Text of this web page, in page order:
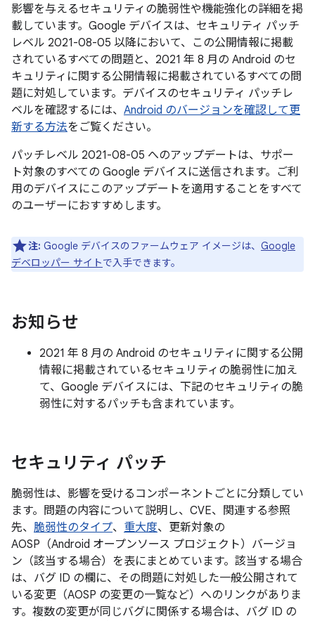
影響を与えるセキュリティの脆弱性や機能強化の詳細を掲
載しています。Google デバイスは、セキュリティ パッチ
レベル 2021-08-05 以降において、この公開情報に掲載
されているすべての問題と、2021 年 8 月の Android のセ
キュリティに関する公開情報に掲載されているすべての問
題に対処しています。デバイスのセキュリティ パッチレ
ベルを確認するには、 Android のバージョンを確認して更
新する方法をご覧ください。
パッチレベル 2021-08-05 へのアップデートは、サポー
ト対象のすべての Google デバイスに送信されます。ご利
用のデバイスにこのアップデートを適用することをすべて
のユーザーにおすすめします。
注: Google デバイスのファームウェア イメージは、 Google
デベロッパー サイトで入手できます。
お知らせ
2021 年 8 月の Android のセキュリティに関する公開
情報に掲載されているセキュリティの脆弱性に加え
て、Google デバイスには、下記のセキュリティの脆
弱性に対するパッチも含まれています。
セキュリティ パッチ
脆弱性は、影響を受けるコンポーネントごとに分類してい
ます。問題の内容について説明し、CVE、関連する参照
先、 脆弱性のタイプ、 重大度、更新対象の
AOSP（Android オープンソース プロジェクト）バージョ
ン（該当する場合）を表にまとめています。該当する場合
は、バグ ID の欄に、その問題に対処した一般公開されて
いる変更（AOSP の変更の一覧など）へのリンクがありま
す。複数の変更が同じバグに関係する場合は、バグ ID の